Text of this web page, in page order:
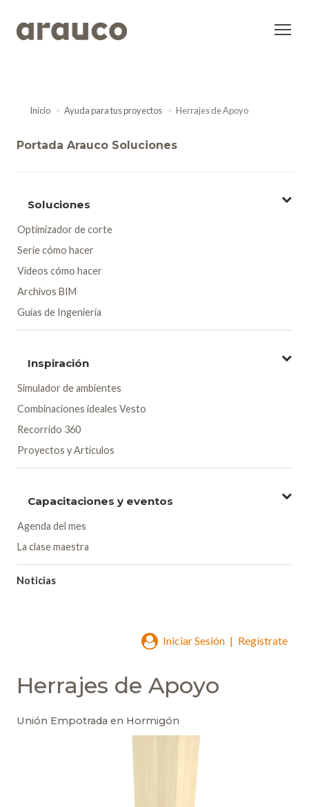
Inicio Ayuda para tus proyectos Herrajes de Apoyo
Portada Arauco Soluciones
Soluciones
Optimizador de corte
Serie cómo hacer
Videos cómo hacer
Archivos BIM
Guías de Ingeniería
Inspiración
Simulador de ambientes
Combinaciones ideales Vesto
Recorrido 360
Proyectos y Artículos
Capacitaciones y eventos
Agenda del mes
La clase maestra
Noticias
Iniciar Sesión | Regístrate
Herrajes de Apoyo
Unión Empotrada en Hormigón